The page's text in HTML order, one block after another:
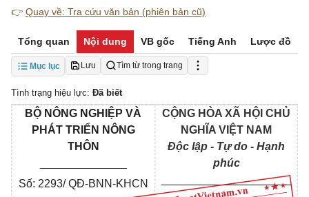
👉 Quay về: Tra cứu văn bản (phiên bản cũ)
Tổng quan Nội dung VB gốc Tiếng Anh Lược đồ
Mục lục Lưu Tìm từ trong trang
Tình trạng hiệu lực: Đã biết
BỘ NÔNG NGHIỆP VÀ
PHÁT TRIỂN NÔNG
THÔN
Số: 2293/QĐ-BNN-KHCN
CỘNG HÒA XÃ HỘI CHỦ
NGHĨA VIỆT NAM
Độc lập - Tự do - Hạnh
phúc
_____________________